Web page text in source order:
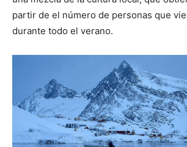
partir de el número de personas que
durante todo el verano.